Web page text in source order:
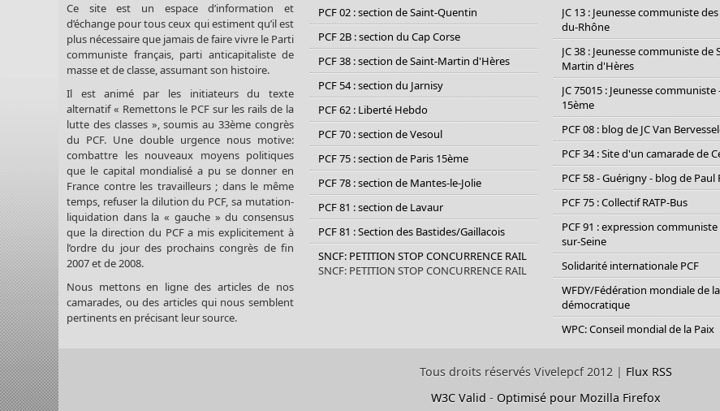
Ce site est un espace d’information et
d’échange pour tous ceux qui estiment qu’il est
plus nécessaire que jamais de faire vivre le Parti
communiste français, parti anticapitaliste de
masse et de classe, assumant son histoire.
Il est animé par les initiateurs du texte
alternatif « Remettons le PCF sur les rails de la
lutte des classes », soumis au 33ème congrès
du PCF. Une double urgence nous motive:
combattre les nouveaux moyens politiques
que le capital mondialisé a pu se donner en
France contre les travailleurs ; dans le même
temps, refuser la dilution du PCF, sa mutation-
liquidation dans la « gauche » du consensus
que la direction du PCF a mis explicitement à
l’ordre du jour des prochains congrès de fin
2007 et de 2008.
Nous mettons en ligne des articles de nos
camarades, ou des articles qui nous semblent
pertinents en précisant leur source.
PCF 02 : section de Saint-Quentin
PCF 2B : section du Cap Corse
PCF 38 : section de Saint-Martin d'Hères
PCF 54 : section du Jarnisy
PCF 62 : Liberté Hebdo
PCF 70 : section de Vesoul
PCF 75 : section de Paris 15ème
PCF 78 : section de Mantes-le-Jolie
PCF 81 : section de Lavaur
PCF 81 : Section des Bastides/Gaillacois
SNCF: PETITION STOP CONCURRENCE RAIL
SNCF: PETITION STOP CONCURRENCE RAIL
JC 13 : Jeunesse communiste
du-Rhône
JC 38 : Jeunesse communiste de
Martin d'Hères
JC 75015 : Jeunesse communiste
15ème
PCF 08 : blog de JC Van
PCF 34 : Site d'un camarade de
PCF 58 - Guérigny - blog de Paul
PCF 75 : Collectif RATP-Bus
PCF 91 : expression
sur-Seine
Solidarité internationale PCF
WFDY/Fédération mondiale de
démocratique
WPC: Conseil mondial de la Paix
Tous droits réservés Vivelepcf 2012 | Flux RSS
W3C Valid - Optimisé pour Mozilla Firefox